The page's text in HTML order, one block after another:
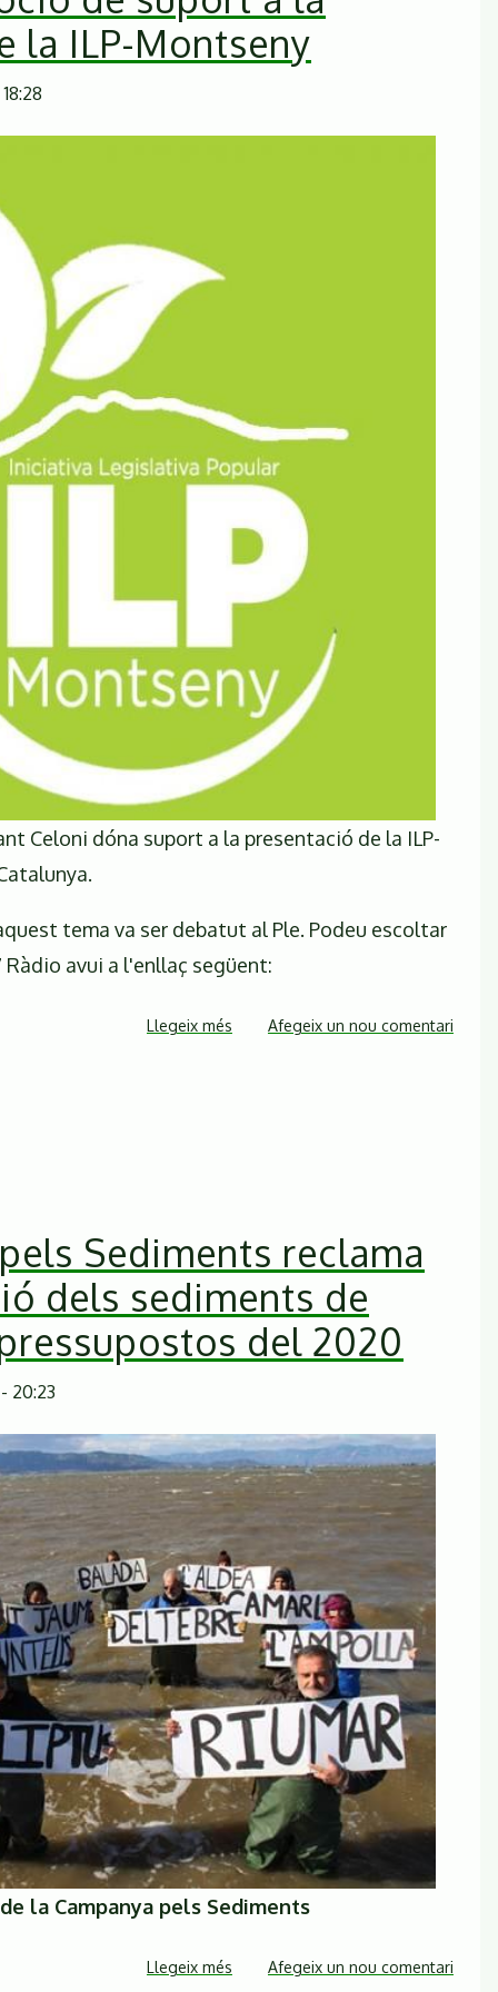
la ILP-Montseny
Celoni dóna suport a la presentació de la ILP-
tema va ser debatut al Ple. Podeu escoltar
avui a l'enllaç següent:
Llegeix més sobre
aprova
una
moció
de
suport
presentació
de
la
ILP-
Montseny
Afegeix un nou comentari
Sediments reclama
dels sediments de
del 2020
20:23
la Campanya pels Sediments
Llegeix més sobreAfegeix un nou comentari